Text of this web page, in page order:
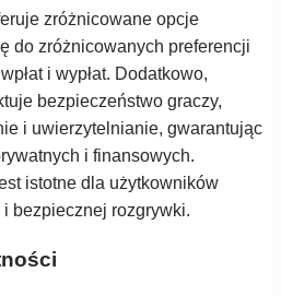
zróżnicowane opcje
do zróżnicowanych preferencji
i wypłat. Dodatkowo,
bezpieczeństwo graczy,
i uwierzytelnianie, gwarantując
i finansowych.
istotne dla użytkowników
bezpiecznej rozgrywki.